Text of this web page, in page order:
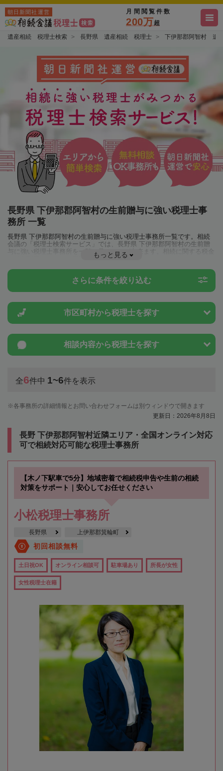
朝日新聞社運営 月間閲覧件数
200万超
遺産相続 税理士検索 長野県 遺産相続 税理士 下伊那郡阿智村 遺
長野県 下伊那郡阿智村の生前贈与に強い税理士事
務所 一覧
長野県 下伊那郡阿智村の生前贈与に強い税理士事務所一覧です。相続
会議の「税理士検索サービス」では、長野県 下伊那郡阿智村の生前贈
与に強い税理士事務所を一覧で見ることが出来ます。相続に関する税金
や特例制度のことは一度近隣の税理士に相談してみましょう。
もっと見る
さらに条件を絞り込む
市区町村から税理士を探す
相談内容から税理士を探す
全6件中 1~6件を表示
各事務所の詳細情報とお問い合わせフォームは別ウィンドウで開きます
更新日：2026年8月8日
長野 下伊那郡阿智村近隣エリア・全国オンライン対応
可で相続対応可能な税理士事務所
【木ノ下駅車で5分】地域密着で相続税申告や生前の相続
対策をサポート｜安心してお任せください
小松税理士事務所
長野県 上伊那郡箕輪町
初回相談無料
土日祝OK オンライン相談可 駐車場あり 所長が女性
女性税理士在籍